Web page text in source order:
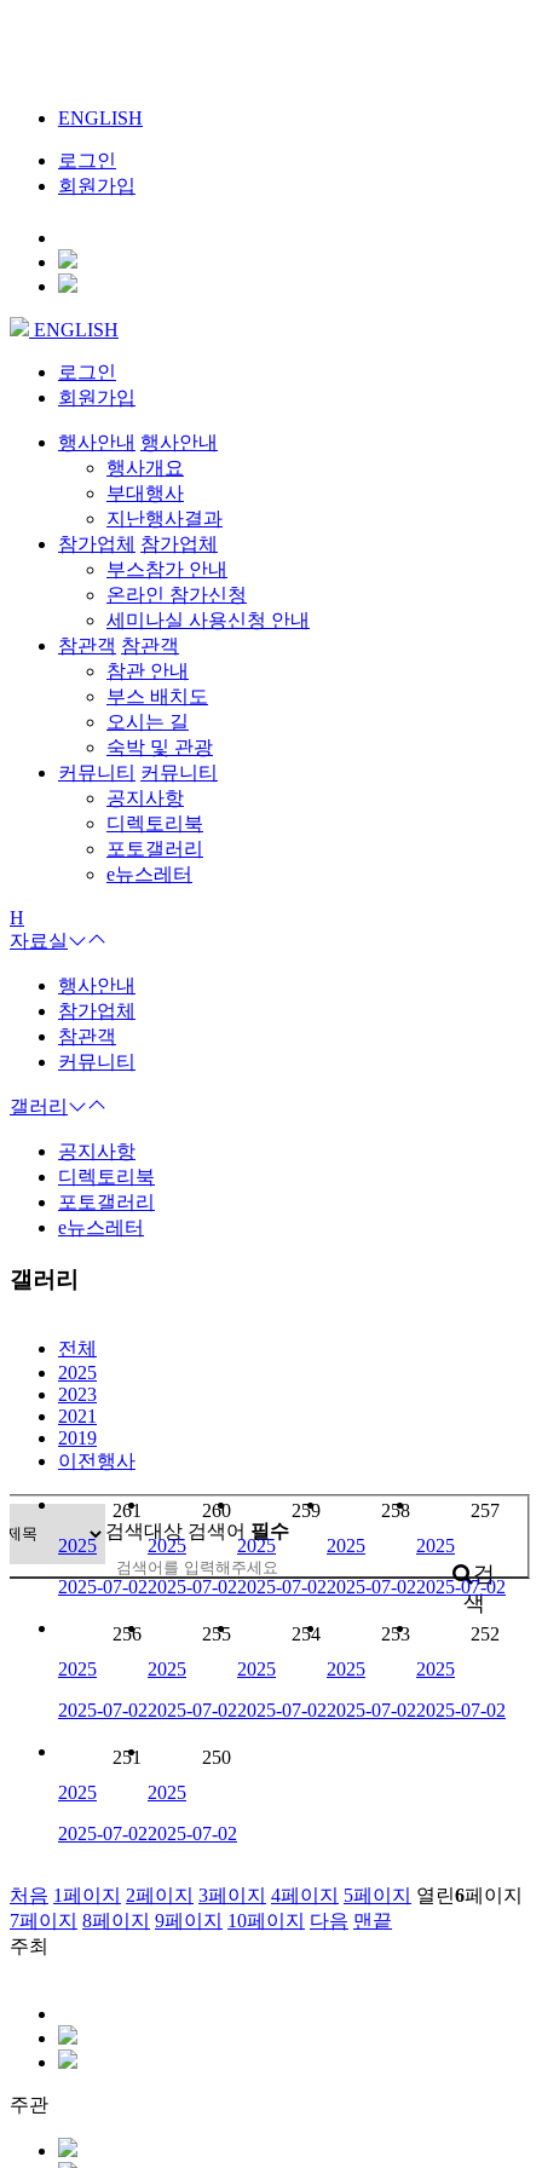
ENGLISH
로그인
회원가입
ENGLISH
로그인
회원가입
행사안내 행사안내
행사개요
부대행사
지난행사결과
참가업체 참가업체
부스참가 안내
온라인 참가신청
세미나실 사용신청 안내
참관객 참관객
참관 안내
부스 배치도
오시는 길
숙박 및 관광
커뮤니티 커뮤니티
공지사항
디렉토리북
포토갤러리
e뉴스레터
H
자료실
행사안내
참가업체
참관객
커뮤니티
갤러리
공지사항
디렉토리북
포토갤러리
e뉴스레터
갤러리
전체
2025
2023
2021
2019
이전행사
검색대상 검색어 필수
검
색
261
2025
2025-07-02
260
2025
2025-07-02
259
2025
2025-07-02
258
2025
2025-07-02
257
2025
2025-07-02
256
2025
2025-07-02
255
2025
2025-07-02
254
2025
2025-07-02
253
2025
2025-07-02
252
2025
2025-07-02
251
2025
2025-07-02
250
2025
2025-07-02
처음 1페이지 2페이지 3페이지 4페이지 5페이지 열린6페이지
7페이지 8페이지 9페이지 10페이지 다음 맨끝
주최
주관